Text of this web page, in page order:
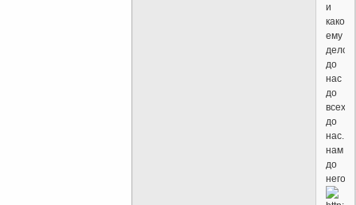
и
какое
ему
дело
до
нас
до
всех
до
нас...а
нам
до
него?